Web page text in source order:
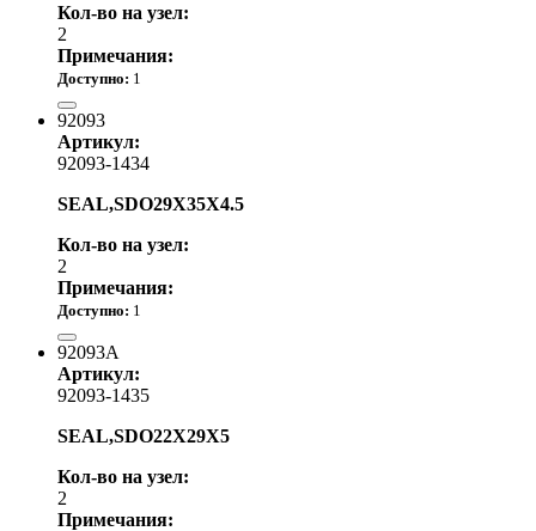
Кол-во на узел:
2
Примечания:
Доступно: 1
92093
Артикул:
92093-1434
SEAL,SDO29X35X4.5
Кол-во на узел:
2
Примечания:
Доступно: 1
92093A
Артикул:
92093-1435
SEAL,SDO22X29X5
Кол-во на узел:
2
Примечания: